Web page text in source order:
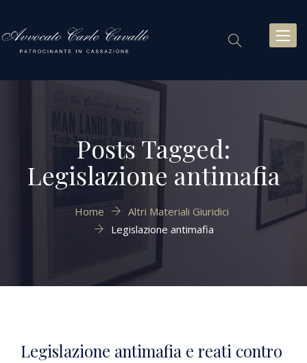
Posts Tagged:
Legislazione antimafia
Home
Altri Materiali Giuridici
Legislazione antimafia
Legislazione antimafia e reati contro